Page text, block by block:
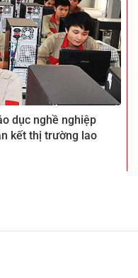
dục nghề nghiệp
kết thị trường lao